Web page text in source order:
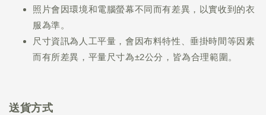
照片會因環境和電腦螢幕不同而有差異，以實收到的衣
服為準。
尺寸資訊為人工平量，會因布料特性、垂掛時間等因素
而有所差異，平量尺寸為±2公分，皆為合理範圍。
送貨方式